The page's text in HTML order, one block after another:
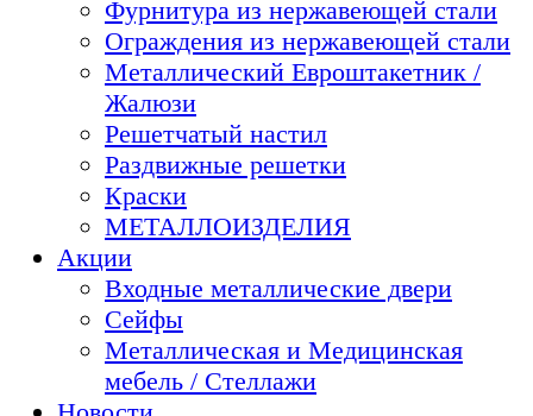
Фурнитура из нержавеющей стали
Ограждения из нержавеющей стали
Металлический Евроштакетник /
Жалюзи
Решетчатый настил
Раздвижные решетки
Краски
МЕТАЛЛОИЗДЕЛИЯ
Акции
Входные металлические двери
Сейфы
Металлическая и Медицинская
мебель / Стеллажи